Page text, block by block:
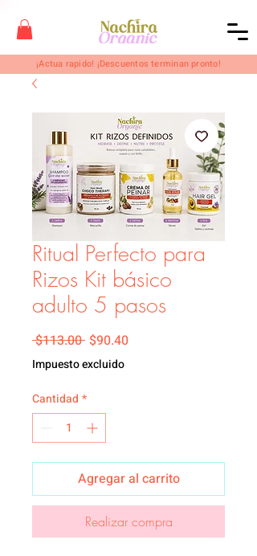
¡Actua rapido! ¡Descuentos terminan pronto!
Ritual Perfecto para
Rizos Kit básico
adulto 5 pasos
$113.00 Precio
$90.40Precio de oferta
Impuesto excluido
Cantidad *
Agregar al carrito
Realizar compra